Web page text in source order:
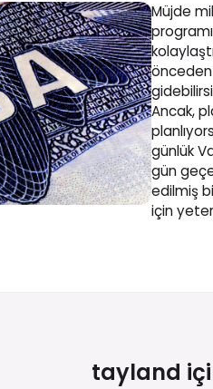
Müjde
Ancak,
günlük
gün
edilmiş
için
tayland